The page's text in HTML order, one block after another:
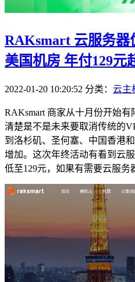
RAKsmart 云服务器
美国机房 年付129元
2022-01-20 10:20:52 分类： 云主
RAKsmart 商家从十月份开始
清楚是不是未来要取消传统的
到洛杉矶、圣何塞、中国香港
增加。这次年终活动有看到云
低至129元，如果有需要云服务